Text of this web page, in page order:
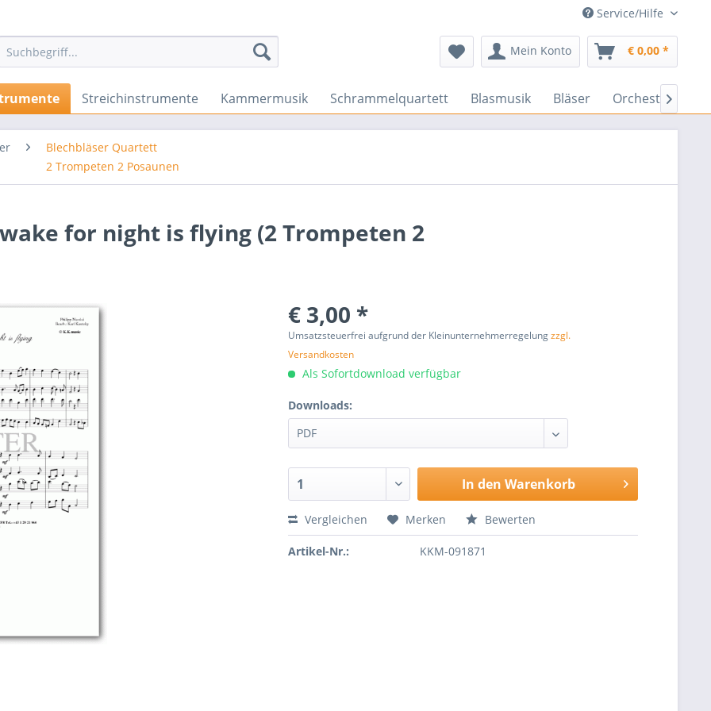
Service/Hilfe
Mein Konto € 0,00 *
Streichinstrumente Kammermusik Schrammelquartett Blasmusik Bläser Orchester

Blechbläser Quartett
2 Trompeten 2 Posaunen
for night is flying (2 Trompeten 2
€ 3,00 *
Umsatzsteuerfrei aufgrund der Kleinunternehmerregelungzzgl.
Versandkosten
Als Sofortdownload verfügbar
Downloads:
In den Warenkorb
Vergleichen Merken Bewerten
Artikel-Nr.: KKM-091871